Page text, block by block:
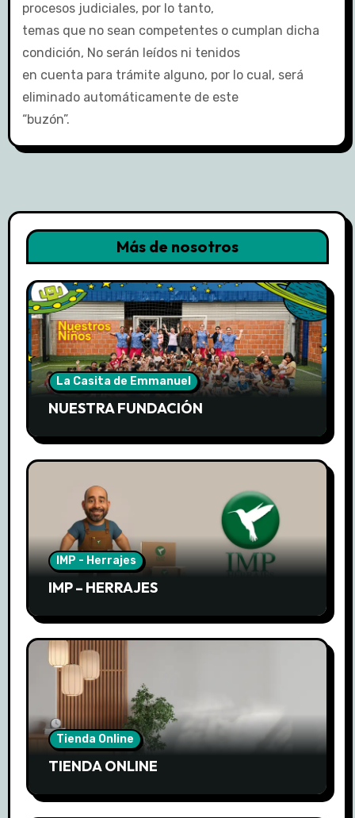
procesos judiciales, por lo tanto,
temas que no sean competentes o cumplan dicha
condición, No serán leídos ni tenidos
en cuenta para trámite alguno, por lo cual, será
eliminado automáticamente de este
“buzón”.
Más de nosotros
La Casita de Emmanuel
NUESTRA FUNDACIÓN
IMP - Herrajes
IMP – HERRAJES
Tienda Online
TIENDA ONLINE